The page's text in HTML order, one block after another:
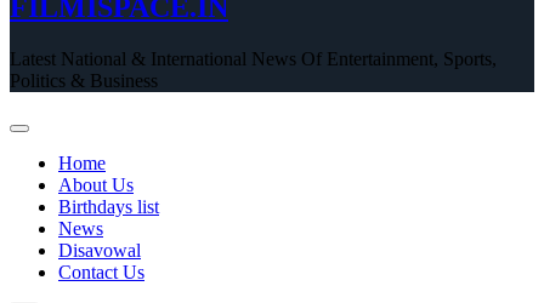
FILMISPACE.IN
Latest National & International News Of Entertainment, Sports,
Politics & Business
Home
About Us
Birthdays list
News
Disavowal
Contact Us